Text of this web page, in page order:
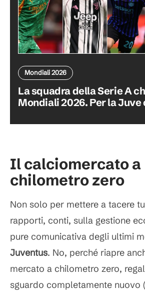
Mondiali 2026
La squadra della Serie A
Mondiali 2026. Per la Juve
Il calciomercato a
chilometro zero
Non solo per mettere a tacere
rapporti, conti, sulla gestione
pure comunicativa degli ultimi
Juventus. No, perché riapre
mercato a chilometro zero,
sguardo completamente nuovo